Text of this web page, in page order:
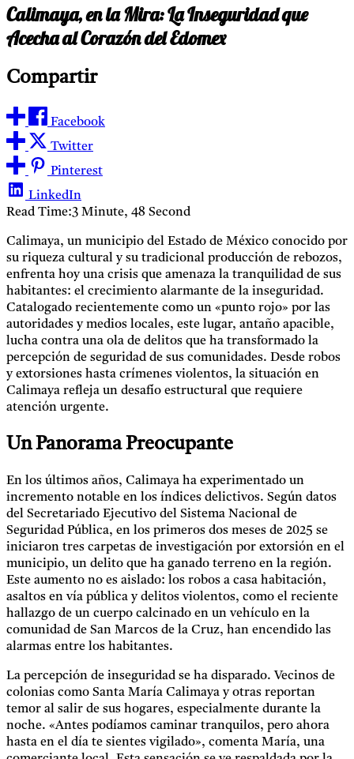
Calimaya, en la Mira: La Inseguridad que
Acecha al Corazón del Edomex
Compartir
Facebook
Twitter
Pinterest
LinkedIn
Read Time:3 Minute, 48 Second
Calimaya, un municipio del Estado de México conocido por
su riqueza cultural y su tradicional producción de rebozos,
enfrenta hoy una crisis que amenaza la tranquilidad de sus
habitantes: el crecimiento alarmante de la inseguridad.
Catalogado recientemente como un «punto rojo» por las
autoridades y medios locales, este lugar, antaño apacible,
lucha contra una ola de delitos que ha transformado la
percepción de seguridad de sus comunidades. Desde robos
y extorsiones hasta crímenes violentos, la situación en
Calimaya refleja un desafío estructural que requiere
atención urgente.
Un Panorama Preocupante
En los últimos años, Calimaya ha experimentado un
incremento notable en los índices delictivos. Según datos
del Secretariado Ejecutivo del Sistema Nacional de
Seguridad Pública, en los primeros dos meses de 2025 se
iniciaron tres carpetas de investigación por extorsión en el
municipio, un delito que ha ganado terreno en la región.
Este aumento no es aislado: los robos a casa habitación,
asaltos en vía pública y delitos violentos, como el reciente
hallazgo de un cuerpo calcinado en un vehículo en la
comunidad de San Marcos de la Cruz, han encendido las
alarmas entre los habitantes.
La percepción de inseguridad se ha disparado. Vecinos de
colonias como Santa María Calimaya y otras reportan
temor al salir de sus hogares, especialmente durante la
noche. «Antes podíamos caminar tranquilos, pero ahora
hasta en el día te sientes vigilado», comenta María, una